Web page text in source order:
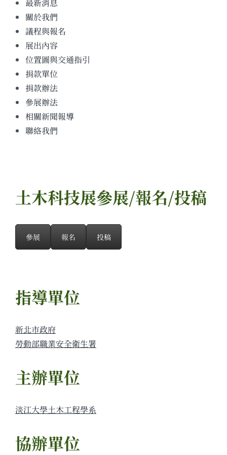
最新消息
關於我們
議程與報名
展出內容
位置圖與交通指引
捐款單位
捐款辦法
參展辦法
相關新聞報導
聯絡我們
土木科技展參展/報名/投稿
參展 報名 投稿
指導單位
新北市政府
勞動部職業安全衛生署
主辦單位
淡江大學土木工程學系
協辦單位